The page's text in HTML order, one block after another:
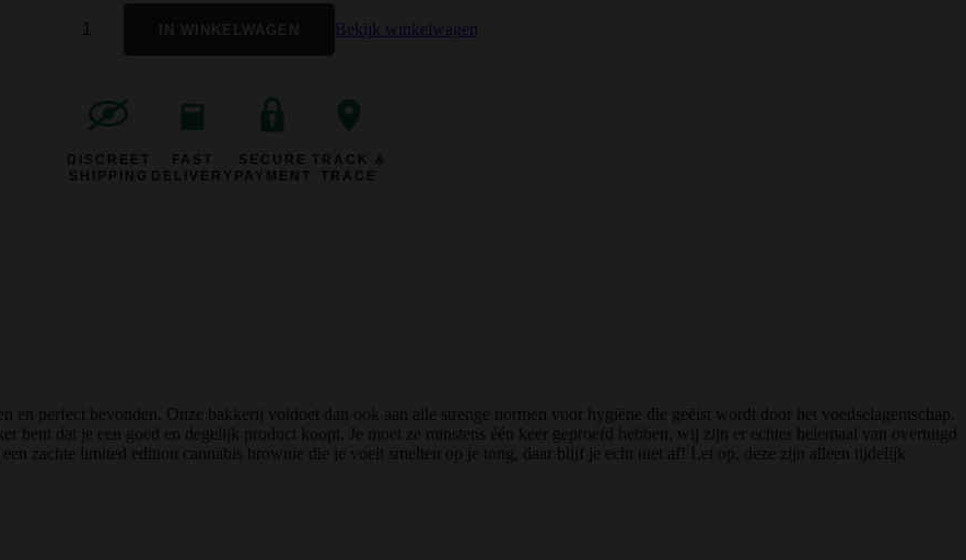
Bekijk winkelwagen
DISCREET
SHIPPING
FAST
DELIVERY
SECURE
PAYMENT
TRACK &
TRACE
perfect bevonden. Onze bakkerij voldoet dan ook aan alle strenge normen voor hygiëne die geëist wordt door het voedselagentschap.
bent dat je een goed en degelijk product koopt. Je moet ze minstens één keer geproefd hebben, wij zijn er echter helemaal van overtuigd
zachte limited edition cannabis brownie die je voelt smelten op je tong, daar blijf je echt niet af! Let op, deze zijn alleen tijdelijk